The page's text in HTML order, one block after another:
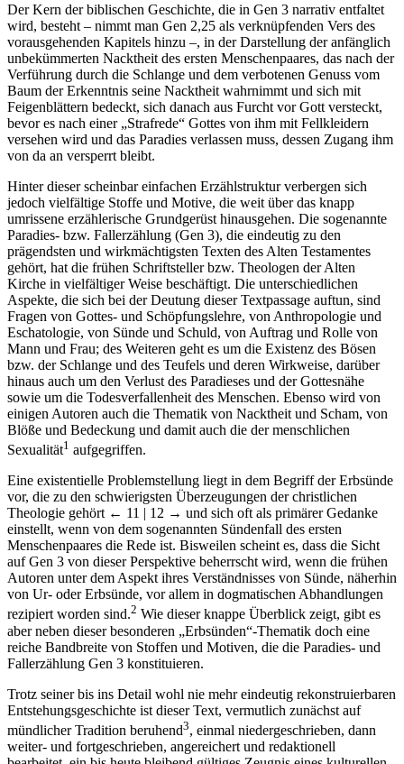
Der Kern der biblischen Geschichte, die in Gen 3 narrativ entfaltet
wird, besteht – nimmt man Gen 2,25 als verknüpfenden Vers des
vorausgehenden Kapitels hinzu –, in der Darstellung der anfänglich
unbekümmerten Nacktheit des ersten Menschenpaares, das nach der
Verführung durch die Schlange und dem verbotenen Genuss vom
Baum der Erkenntnis seine Nacktheit wahrnimmt und sich mit
Feigenblättern bedeckt, sich danach aus Furcht vor Gott versteckt,
bevor es nach einer „Strafrede“ Gottes von ihm mit Fellkleidern
versehen wird und das Paradies verlassen muss, dessen Zugang ihm
von da an versperrt bleibt.
Hinter dieser scheinbar einfachen Erzählstruktur verbergen sich
jedoch vielfältige Stoffe und Motive, die weit über das knapp
umrissene erzählerische Grundgerüst hinausgehen. Die sogenannte
Paradies- bzw. Fallerzählung (Gen 3), die eindeutig zu den
prägendsten und wirkmächtigsten Texten des Alten Testamentes
gehört, hat die frühen Schriftsteller bzw. Theologen der Alten
Kirche in vielfältiger Weise beschäftigt. Die unterschiedlichen
Aspekte, die sich bei der Deutung dieser Textpassage auftun, sind
Fragen von Gottes- und Schöpfungslehre, von Anthropologie und
Eschatologie, von Sünde und Schuld, von Auftrag und Rolle von
Mann und Frau; des Weiteren geht es um die Existenz des Bösen
bzw. der Schlange und des Teufels und deren Wirkweise, darüber
hinaus auch um den Verlust des Paradieses und der Gottesnähe
sowie um die Todesverfallenheit des Menschen. Ebenso wird von
einigen Autoren auch die Thematik von Nacktheit und Scham, von
Blöße und Bedeckung und damit auch die der menschlichen
Sexualität1 aufgegriffen.
Eine existentielle Problemstellung liegt in dem Begriff der Erbsünde
vor, die zu den schwierigsten Überzeugungen der christlichen
Theologie gehört ← 11 | 12 → und sich oft als primärer Gedanke
einstellt, wenn von dem sogenannten Sündenfall des ersten
Menschenpaares die Rede ist. Bisweilen scheint es, dass die Sicht
auf Gen 3 von dieser Perspektive beherrscht wird, wenn die frühen
Autoren unter dem Aspekt ihres Verständnisses von Sünde, näherhin
von Ur- oder Erbsünde, vor allem in dogmatischen Abhandlungen
rezipiert worden sind.2 Wie dieser knappe Überblick zeigt, gibt es
aber neben dieser besonderen „Erbsünden“-Thematik doch eine
reiche Bandbreite von Stoffen und Motiven, die die Paradies- und
Fallerzählung Gen 3 konstituieren.
Trotz seiner bis ins Detail wohl nie mehr eindeutig rekonstruierbaren
Entstehungsgeschichte ist dieser Text, vermutlich zunächst auf
mündlicher Tradition beruhend3, einmal niedergeschrieben, dann
weiter- und fortgeschrieben, angereichert und redaktionell